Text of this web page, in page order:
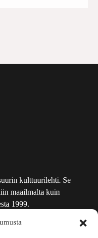
kulttuurilehti. Se
maailmalta kuin
1999.